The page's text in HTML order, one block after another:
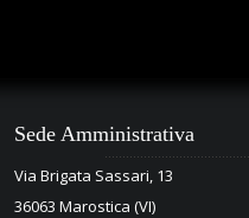
Sede Amministrativa
Via Brigata Sassari, 13
36063 Marostica (VI)